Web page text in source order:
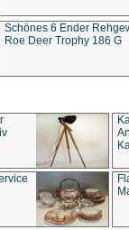
Schönes 6 Ender
Roe Deer Trophy 186 G